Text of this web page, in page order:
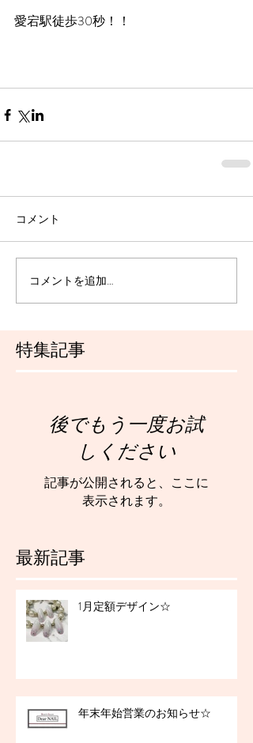
特集記事
最新記事
愛宕駅徒歩30秒！！
コメント
コメントを追加…
後でもう一度お試
しください
記事が公開されると、ここに
表示されます。
1月定額デザイン☆
年末年始営業のお知らせ☆